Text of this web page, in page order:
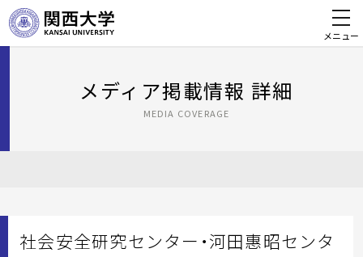
メニュー
メディア掲載情報 詳細
MEDIA COVERAGE
社会安全研究センター・河田惠昭センタ